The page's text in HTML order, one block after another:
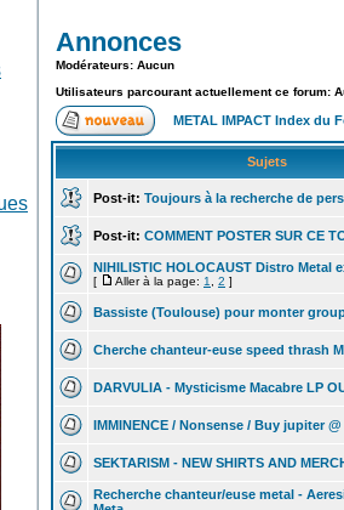
Annonces
Modérateurs: Aucun
Utilisateurs parcourant actuellement ce forum:
METAL IMPACT Index du
Sujets
Post-it: Toujours à la recherche de
Post-it: COMMENT POSTER SUR CE
NIHILISTIC HOLOCAUST Distro Metal
[ Aller à la page: 1 2 ]
Bassiste (Toulouse) pour monter
Cherche chanteur-euse speed thrash
DARVULIA - Mysticisme Macabre LP
IMMINENCE / Nonsense / Buy jupiter
SEKTARISM - NEW SHIRTS AND
Recherche chanteur/euse metal -